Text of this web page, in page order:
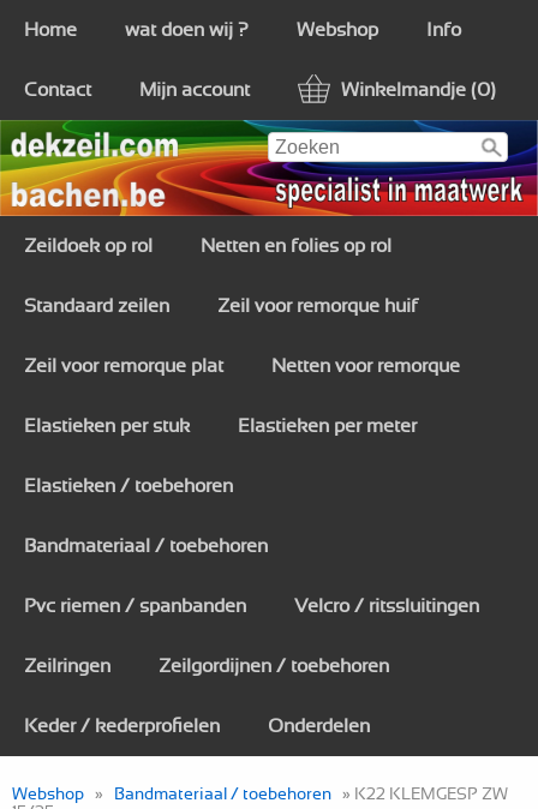
Home wat doen wij ? Webshop Info
Contact Mijn account Winkelmandje (0)
Zeildoek op rol Netten en folies op rol
Standaard zeilen Zeil voor remorque huif
Zeil voor remorque plat Netten voor remorque
Elastieken per stuk Elastieken per meter
Elastieken / toebehoren
Bandmateriaal / toebehoren
Pvc riemen / spanbanden Velcro / ritssluitingen
Zeilringen Zeilgordijnen / toebehoren
Keder / kederprofielen Onderdelen
Webshop » Bandmateriaal / toebehoren » K22 KLEMGESP ZW